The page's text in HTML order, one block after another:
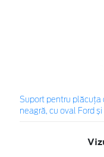
Suport pentru plăcuța
neagră, cu oval Ford și